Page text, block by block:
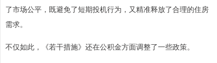
了市场公平，既避免了短期投机行为，又精准释放了合理的住房
需求。
不仅如此，《若干措施》还在公积金方面调整了一些政策。